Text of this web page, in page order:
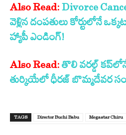
Also Read: Divorce
వెళ్లిన దంపతులు కోర్టులోనే
హ్యాపీ ఎండింగ్!
Also Read: తొలి వరల్డ్
తుర్కియేలో ధీరజ్ బొమ్మదేవర
TAGS Director Buchi Babu Megastar Chiru